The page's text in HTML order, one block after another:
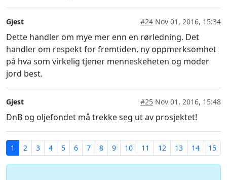
Gjest #24 Nov 01, 2016, 15:34
Dette handler om mye mer enn en rørledning. Det
handler om respekt for fremtiden, ny oppmerksomhet
på hva som virkelig tjener menneskeheten og moder
jord best.
Gjest #25 Nov 01, 2016, 15:48
DnB og oljefondet må trekke seg ut av prosjektet!
1 2 3 4 5 6 7 8 9 10 11 12 13 14 15